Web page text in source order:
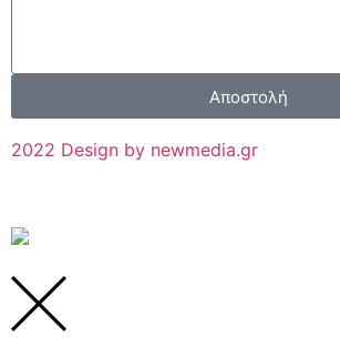
Αποστολή
2022 Design by newmedia.gr